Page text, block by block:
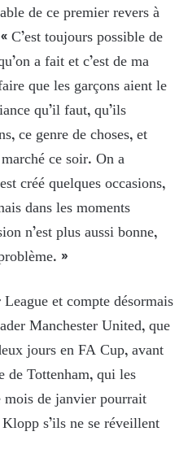
de ce premier revers à
toujours possible de
a fait et c’est de ma
que les garçons aient le
qu’il faut, qu’ils
ce genre de choses, et
ce soir. On a
créé quelques occasions,
dans les moments
n’est plus aussi bonne,
»
et compte désormais
Manchester United, que
jours en FA Cup, avant
de Tottenham, qui les
de janvier pourrait
s’ils ne se réveillent